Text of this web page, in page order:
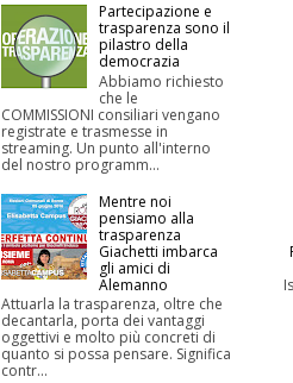
Partecipazione e
trasparenza sono il
pilastro della
democrazia
Abbiamo richiesto
che le
COMMISSIONI consiliari vengano
registrate e trasmesse in
streaming. Un punto all'interno
del nostro programm...
Mentre noi
pensiamo alla
trasparenza
Giachetti imbarca
gli amici di
Alemanno
Attuarla la trasparenza, oltre che
decantarla, porta dei vantaggi
oggettivi e molto più concreti di
quanto si possa pensare. Significa
contr...